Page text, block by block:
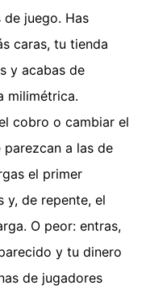
de juego. Has
caras, tu tienda
y acabas de
milimétrica.
cobro o cambiar el
a las de
el primer
y, de repente, el
O peor: entras,
y tu dinero
de jugadores